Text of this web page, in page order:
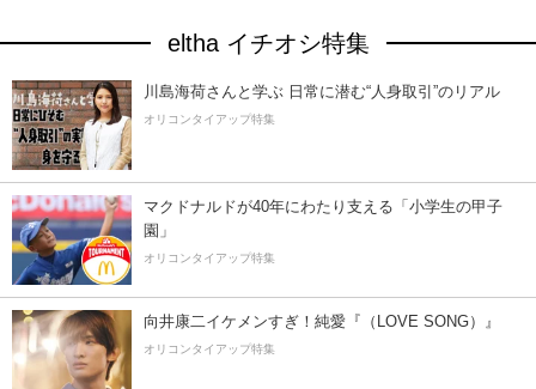
eltha イチオシ特集
川島海荷さんと学ぶ 日常に潜む“人身取引”のリアル
オリコンタイアップ特集
マクドナルドが40年にわたり支える「小学生の甲子
園」
オリコンタイアップ特集
向井康二イケメンすぎ！純愛『（LOVE SONG）』
オリコンタイアップ特集